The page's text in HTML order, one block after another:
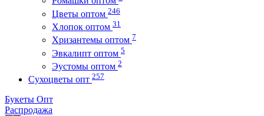
Цветы оптом 246
Хлопок оптом 31
Хризантемы оптом 7
Эвкалипт оптом 5
Эустомы оптом 2
Сухоцветы опт 257
Букеты Опт
Распродажа